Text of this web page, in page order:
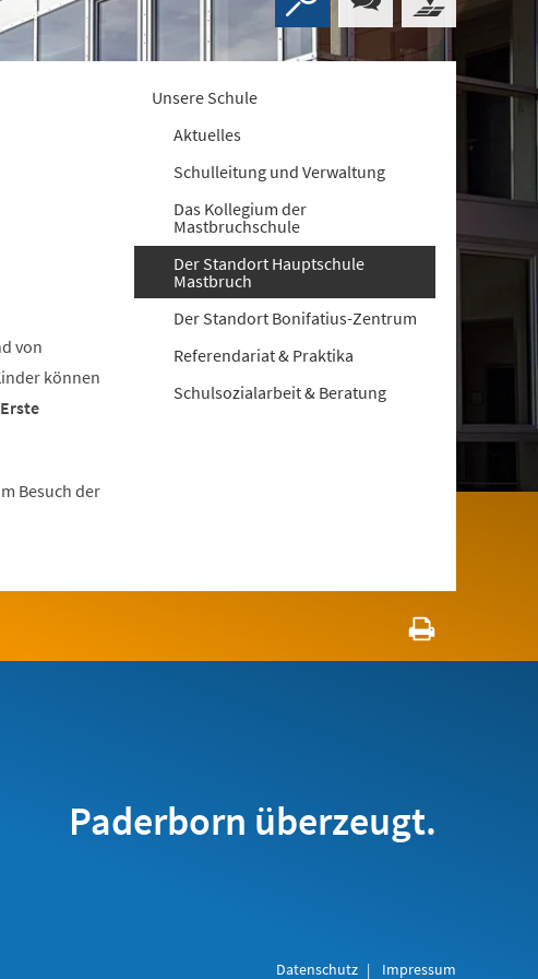
von
können
Besuch der
Unsere Schule
Aktuelles
Schulleitung und Verwaltung
Das Kollegium der
Mastbruchschule
Der Standort Hauptschule
Mastbruch
Der Standort Bonifatius-Zentrum
Referendariat & Praktika
Schulsozialarbeit & Beratung
Paderborn überzeugt.
Datenschutz Impressum